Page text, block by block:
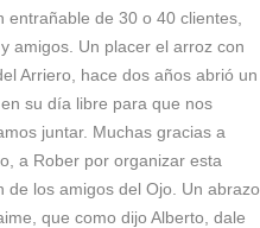
entrañable de 30 o 40 clientes,
amigos. Un placer el arroz con
Arriero, hace dos años abrió un
su día libre para que nos
juntar. Muchas gracias a
a Rober por organizar esta
de los amigos del Ojo. Un abrazo
que como dijo Alberto, dale